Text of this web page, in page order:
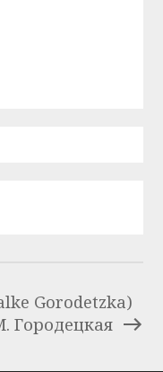
Gorodetzka)
Городецкая